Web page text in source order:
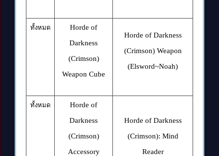
ทั้งหมด
Horde of
Darkness
(Crimson)
Weapon Cube
Horde of Darkness
(Crimson) Weapon
(Elsword~Noah)
ทั้งหมด
Horde of
Darkness
(Crimson)
Accessory
Horde of Darkness
(Crimson): Mind
Reader